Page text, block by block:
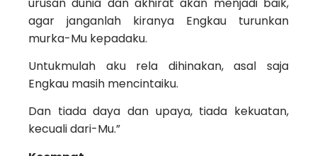
agar janganlah kiranya Engkau turunkan
murka-Mu kepadaku.
Untukmulah aku rela dihinakan, asal saja
Engkau masih mencintaiku.
Dan tiada daya dan upaya, tiada kekuatan,
kecuali dari-Mu.”